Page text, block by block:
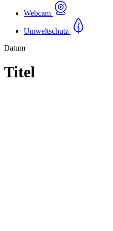
Webcam
Umweltschutz
Datum
Titel